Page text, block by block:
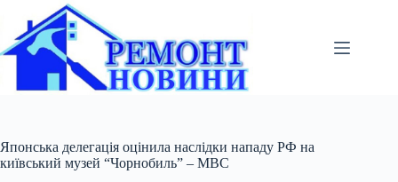
вмісту
Японська делегація оцінила наслідки нападу РФ на
київський музей “Чорнобиль” – МВС